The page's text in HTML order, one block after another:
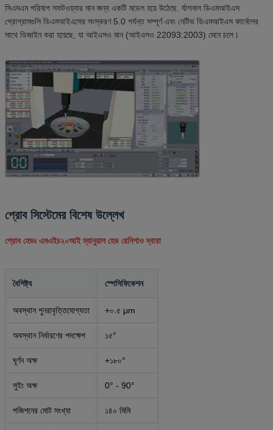
সিএমএম পরিমাপ সফটওয়্যার মান জন্য একটি মডেল হয়ে উঠেছে. র্যাশনাল ডিএমআইএস
প্রোগ্রামগুলি ডিএমআইএসের সংস্করণ 5.0 পর্যন্ত সম্পূর্ণ এবং নেটিভ ডিএমআইএস কার্নেলের
সাথে ডিজাইন করা হয়েছে, যা আইএসও মান (আইএসও 22093:2003) মেনে চলে।
প্রোব সিস্টেমের বিশেষ উল্লেখ
প্রোব হেডঃ এমএইচ২০আই ম্যানুয়াল হেড রেনিশাও দ্বারা
বৈশিষ্ট্য স্পেসিফিকেশন
অবস্থান পুনরাবৃত্তিযোগ্যতা +০.৫ μm
অবস্থান নির্ধারণের পদক্ষেপ ১৫°
ঘূর্ণন অক্ষ +১৮০°
সুইং অক্ষ 0° - 90°
পজিশনের মোট সংখ্যা ১৪০ মিমি